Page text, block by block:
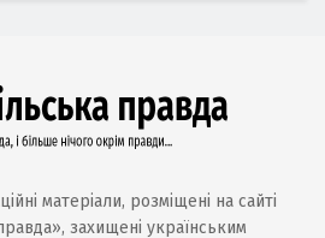
матеріали, розміщені на сайті
захищені українським